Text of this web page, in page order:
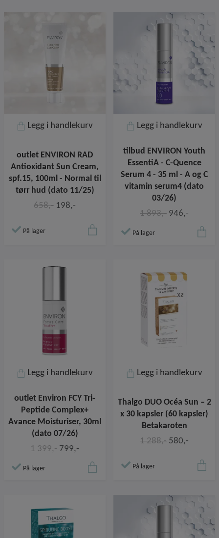
Legg i handlekurv
outlet ENVIRON RAD
Antioxidant Sun Cream,
spf.15, 100ml - Normal til
tørr hud (dato 11/25)
658,- 198,-
På lager
Legg i handlekurv
tilbud ENVIRON Youth
EssentiA - C-Quence
Serum 4 - 35 ml - A og C
vitamin serum4 (dato
03/26)
1 893,- 946,-
På lager
Legg i handlekurv
outlet Environ FCY Tri-
Peptide Complex+
Avance Moisturiser, 30ml
(dato 07/26)
1 399,- 799,-
På lager
Legg i handlekurv
Thalgo DUO Océa Sun – 2
x 30 kapsler (60 kapsler)
Betakaroten
1 288,- 580,-
På lager